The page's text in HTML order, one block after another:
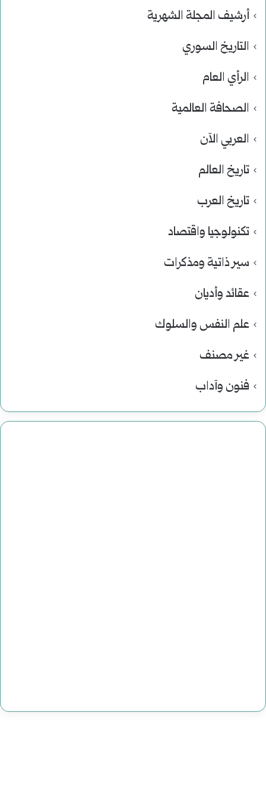
أرشيف المجلة الشهرية
التاريخ السوري
الرأي العام
الصحافة العالمية
العربي الآن
تاريخ العالم
تاريخ العرب
تكنولوجيا واقتصاد
سير ذاتية ومذكرات
عقائد وأديان
علم النفس والسلوك
غير مصنف
فنون وآداب